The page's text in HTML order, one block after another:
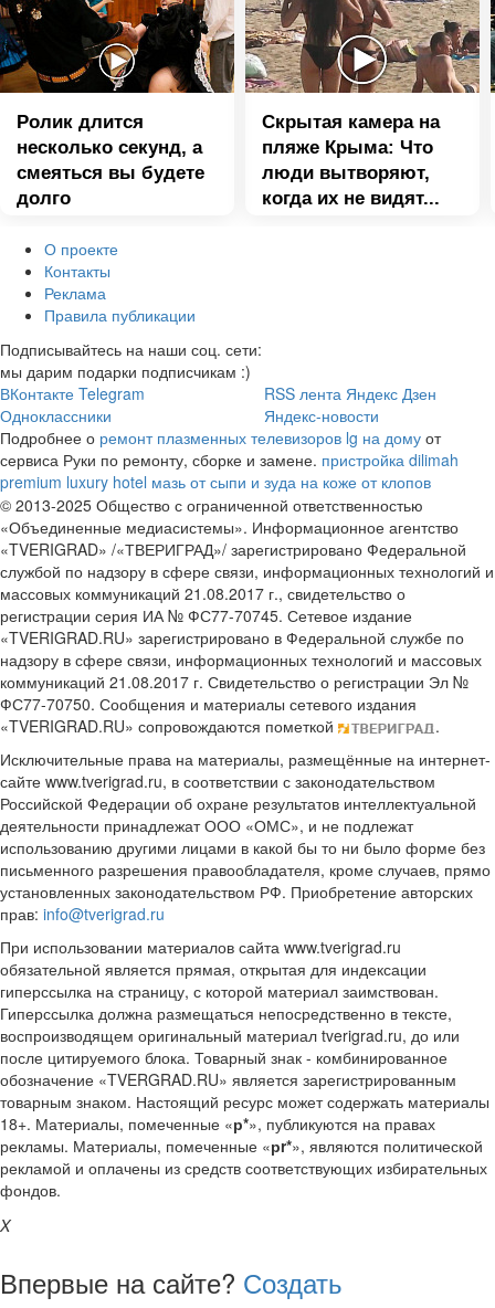
Ролик длится
несколько секунд, а
смеяться вы будете
долго
Скрытая камера на
пляже Крыма: Что
люди вытворяют,
когда их не видят...
О проекте
Контакты
Реклама
Правила публикации
Подписывайтесь на наши соц. сети:
мы дарим подарки подписчикам :)
ВКонтакте Telegram
Одноклассники
RSS лента Яндекс Дзен
Яндекс-новости
Подробнее о ремонт плазменных телевизоров lg на дому от
сервиса Руки по ремонту, сборке и замене. пристройка dilimah
premium luxury hotel мазь от сыпи и зуда на коже от клопов
© 2013-2025 Общество с ограниченной ответственностью
«Объединенные медиасистемы». Информационное агентство
«TVERIGRAD» /«ТВЕРИГРАД»/ зарегистрировано Федеральной
службой по надзору в сфере связи, информационных технологий и
массовых коммуникаций 21.08.2017 г., свидетельство о
регистрации серия ИА № ФС77-70745. Сетевое издание
«TVERIGRAD.RU» зарегистрировано в Федеральной службе по
надзору в сфере связи, информационных технологий и массовых
коммуникаций 21.08.2017 г. Свидетельство о регистрации Эл №
ФС77-70750. Сообщения и материалы сетевого издания
«TVERIGRAD.RU» сопровождаются пометкой
.
Исключительные права на материалы, размещённые на интернет-
сайте www.tverigrad.ru, в соответствии с законодательством
Российской Федерации об охране результатов интеллектуальной
деятельности принадлежат ООО «ОМС», и не подлежат
использованию другими лицами в какой бы то ни было форме без
письменного разрешения правообладателя, кроме случаев, прямо
установленных законодательством РФ. Приобретение авторских
прав: info@tverigrad.ru
При использовании материалов сайта www.tverigrad.ru
обязательной является прямая, открытая для индексации
гиперссылка на страницу, с которой материал заимствован.
Гиперссылка должна размещаться непосредственно в тексте,
воспроизводящем оригинальный материал tverigrad.ru, до или
после цитируемого блока. Товарный знак - комбинированное
обозначение «TVERGRAD.RU» является зарегистрированным
товарным знаком. Настоящий ресурс может содержать материалы
18+. Материалы, помеченные «р*», публикуются на правах
рекламы. Материалы, помеченные «рr*», являются политической
рекламой и оплачены из средств соответствующих избирательных
фондов.
X
Впервые на сайте? Создать